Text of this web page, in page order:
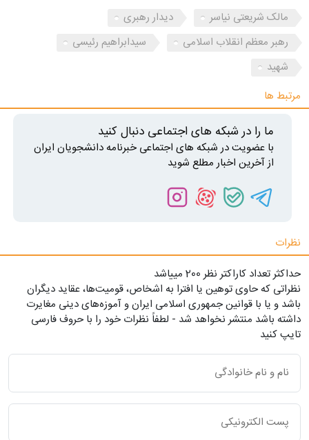
مالک شریعتی نیاسر
دیدار رهبری
رهبر معظم انقلاب اسلامی
سیدابراهیم رئیسی
شهید
مرتبط ها
ما را در شبکه های اجتماعی دنبال کنید
با عضویت در شبکه های اجتماعی خبرنامه دانشجویان ایران
از آخرین اخبار مطلع شوید
نظرات
حداکثر تعداد کاراکتر نظر 200 ميياشد
نظراتی که حاوی توهین یا افترا به اشخاص، قومیت‌ها، عقاید دیگران
باشد و یا با قوانین جمهوری اسلامی ایران و آموزه‌های دینی مغایرت
داشته باشد منتشر نخواهد شد - لطفاً نظرات خود را با حروف فارسی
تایپ کنید